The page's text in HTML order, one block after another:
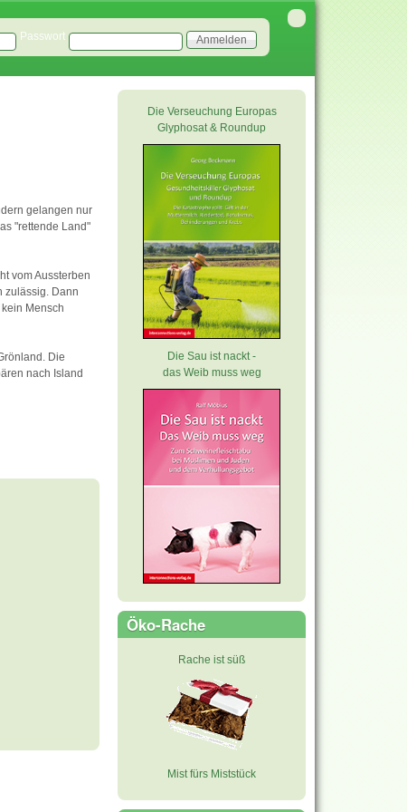
Passwort
gelangen nur
"rettende Land"
vom Aussterben
zulässig. Dann
Mensch
Die
nach Island
Die Verseuchung Europas
Glyphosat & Roundup
Die Sau ist nackt -
das Weib muss weg
Öko-Rache
Rache ist süß
Mist fürs Miststück